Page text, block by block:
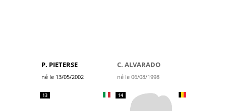
P. PIETERSE
né le 13/05/2002
C. ALVARADO
né le 06/08/1998
13 14